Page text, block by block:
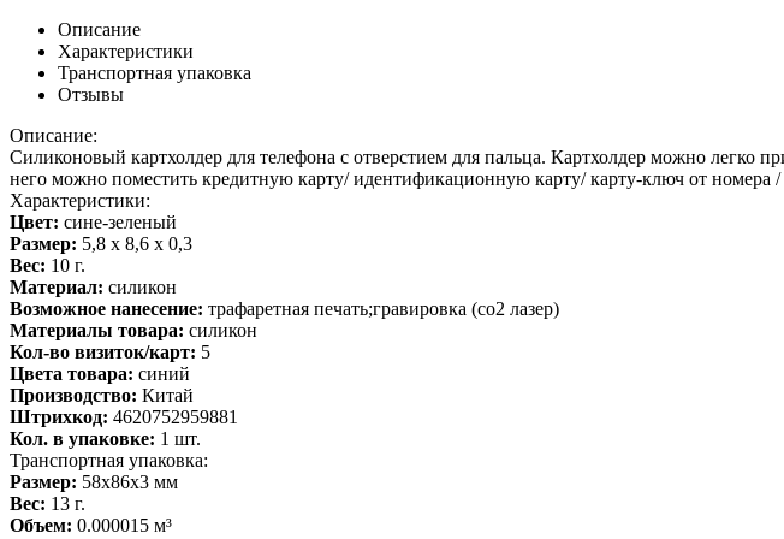
Описание
Характеристики
Транспортная упаковка
Отзывы
Описание:
Силиконовый картхолдер для телефона с отверстием для пальца. Картхолдер можно
него можно поместить кредитную карту/ идентификационную карту/ карту-ключ от номера
Характеристики:
Цвет: сине-зеленый
Размер: 5,8 x 8,6 x 0,3
Вес: 10 г.
Материал: силикон
Возможное нанесение: трафаретная печать;гравировка (co2 лазер)
Материалы товара: силикон
Кол-во визиток/карт: 5
Цвета товара: синий
Производство: Китай
Штрихкод: 4620752959881
Кол. в упаковке: 1 шт.
Транспортная упаковка:
Размер: 58x86x3 мм
Вес: 13 г.
Объем: 0.000015 м³